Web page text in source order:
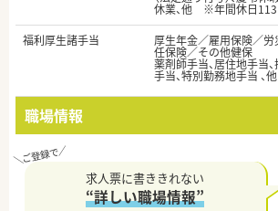
休業、他 ※年間休日113
福利厚生諸手当
厚生年金／雇用保険／
任保険／その他健保
薬剤師手当、居住地手当
手当、特別勤務地手当
職場情報
求人票に書ききれない
“詳しい職場情報”